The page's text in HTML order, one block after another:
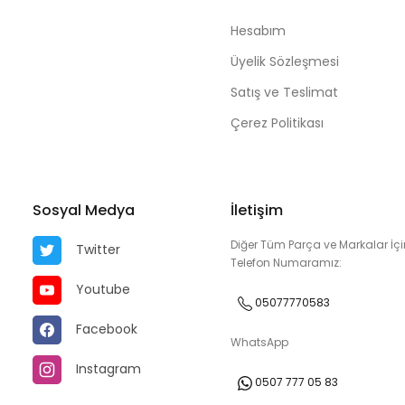
Hesabım
Üyelik Sözleşmesi
Satış ve Teslimat
Çerez Politikası
Sosyal Medya
Twitter
Youtube
Facebook
Instagram
İletişim
Diğer Tüm Parça ve Markalar
Telefon Numaramız:
05077770583
WhatsApp
0507 777 05 83